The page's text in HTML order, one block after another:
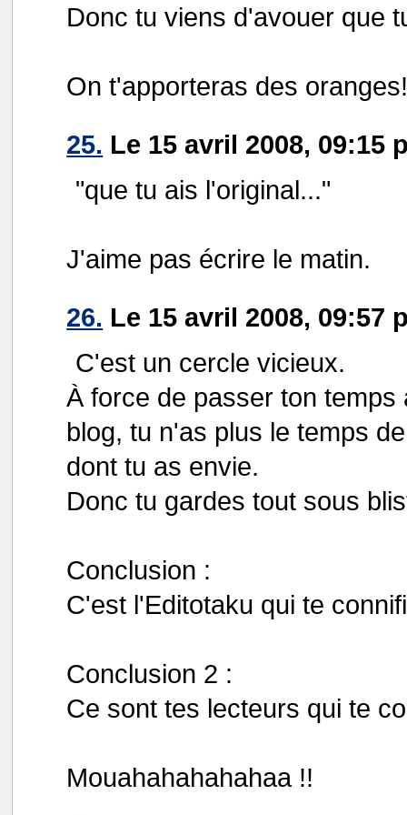
Donc tu viens d'avouer que
On t'apporteras des
25. Le 15 avril 2008, 09:15
"que tu ais l'original..."
J'aime pas écrire le matin.
26. Le 15 avril 2008, 09:57
C'est un cercle vicieux.
À force de passer ton
blog, tu n'as plus le temps
dont tu as envie.
Donc tu gardes tout sous
Conclusion :
C'est l'Editotaku qui te
Conclusion 2 :
Ce sont tes lecteurs qui te
Mouahahahahahaa !!